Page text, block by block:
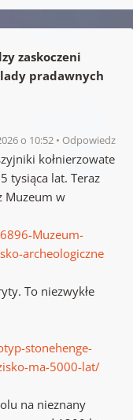
zaskoczeni
pradawnych
o 10:52 Odpowiedz
kołnierzowate
tysiąca lat. Teraz
Muzeum w
Muzeum-
archeologiczne
To niezwykłe
stonehenge-
ma-5000-lat/
na nieznany